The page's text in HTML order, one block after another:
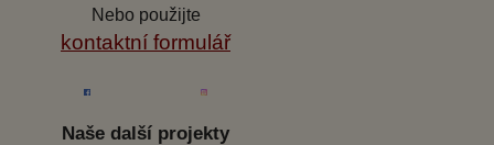
Nebo použijte
kontaktní formulář
Naše další projekty